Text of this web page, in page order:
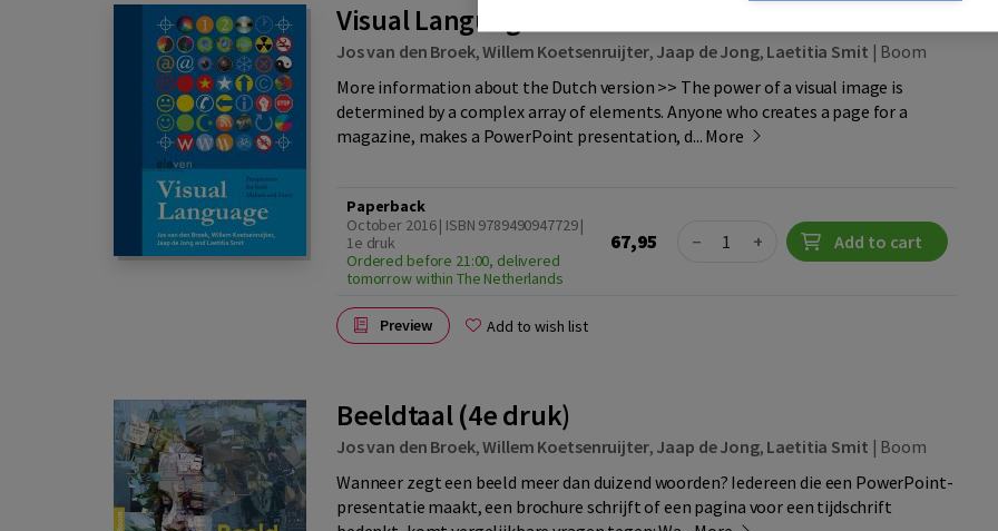
Visual Language
Jos van den Broek,Willem Koetsenruijter, Jaap de Jong, Laetitia Smit | Boom
More information about the Dutch version >> The power of a visual image is
determined by a complex array of elements. Anyone who creates a page for a
magazine, makes a PowerPoint presentation, d... More
Paperback
October 2016 | ISBN 9789490947729 |
1e druk
Ordered before 21:00, delivered
tomorrow within The Netherlands
67,95 Quantity
− + Add to cart
Preview Add to wish list
Beeldtaal (4e druk)
Jos van den Broek,Willem Koetsenruijter, Jaap de Jong, Laetitia Smit | Boom
Wanneer zegt een beeld meer dan duizend woorden? Iedereen die een PowerPoint-
presentatie maakt, een brochure schrijft of een pagina voor een tijdschrift